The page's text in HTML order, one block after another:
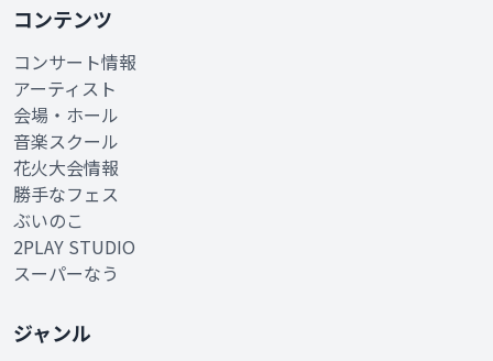
コンテンツ
コンサート情報
アーティスト
会場・ホール
音楽スクール
花火大会情報
勝手なフェス
ぶいのこ
2PLAY STUDIO
スーパーなう
ジャンル